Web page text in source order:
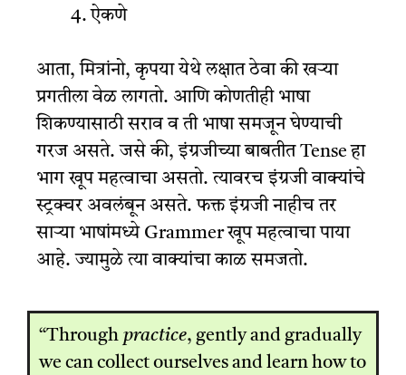
ऐकणे
आता, मित्रांनो, कृपया येथे लक्षात ठेवा की खऱ्या
प्रगतीला वेळ लागतो. आणि कोणतीही भाषा
शिकण्यासाठी सराव व ती भाषा समजून घेण्याची
गरज असते. जसे की, इंग्रजीच्या बाबतीत Tense हा
भाग खूप महत्वाचा असतो. त्यावरच इंग्रजी वाक्यांचे
स्ट्रक्चर अवलंबून असते. फक्त इंग्रजी नाहीच तर
साऱ्या भाषांमध्ये Grammer खूप महत्वाचा पाया
आहे. ज्यामुळे त्या वाक्यांचा काळ समजतो.
“Through practice, gently and gradually
we can collect ourselves and learn how to